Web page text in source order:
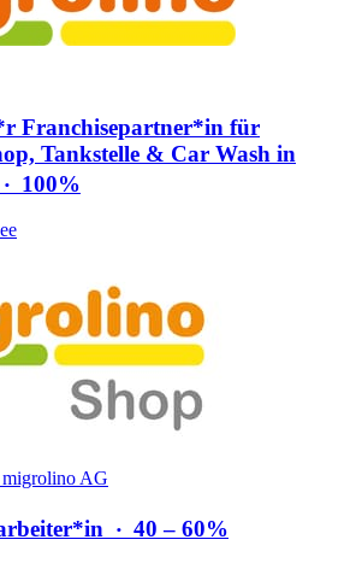
Franchisepartner*​in für
Tankstelle & Car Wash in
‧ 100%
AG
‧ 40 – 60%